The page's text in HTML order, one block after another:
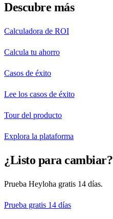
Descubre más
Calculadora de ROI
Calcula tu ahorro
Casos de éxito
Lee los casos de éxito
Tour del producto
Explora la plataforma
¿Listo para cambiar?
Prueba Heyloha gratis 14 días.
Prueba gratis 14 días